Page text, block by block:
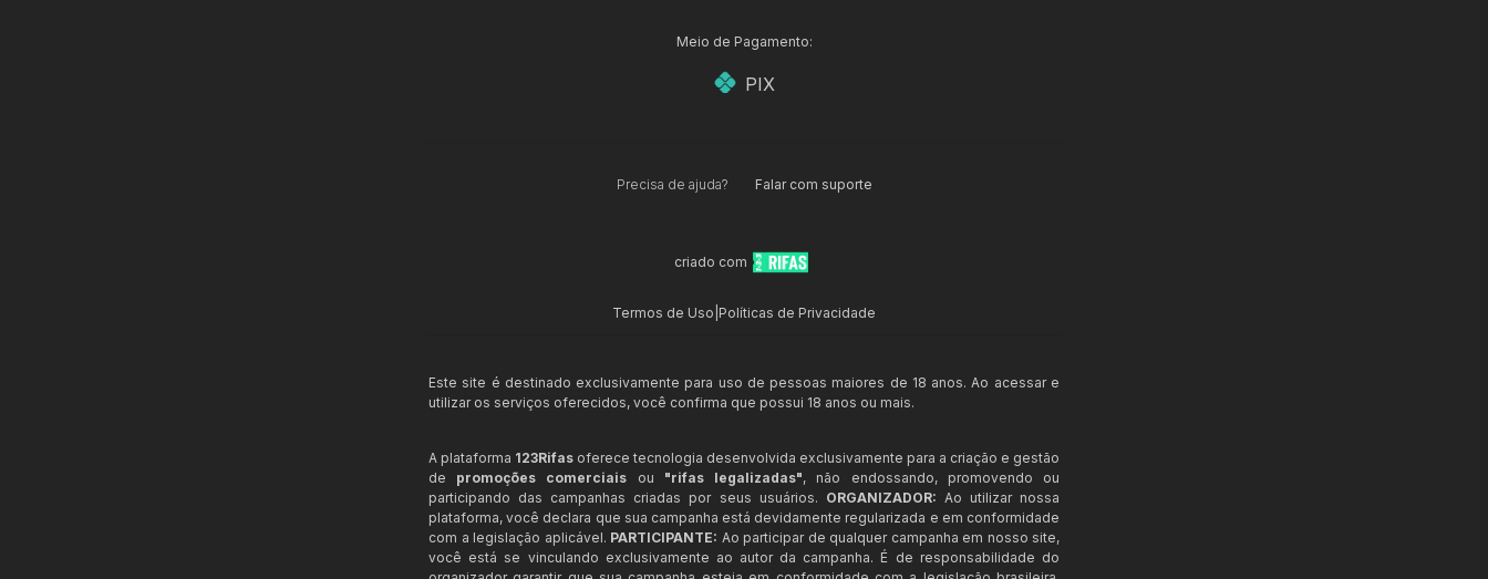
Meio de Pagamento:
PIX
Precisa de ajuda? Falar com suporte
criado com
Termos de Uso Políticas de Privacidade
Este site é destinado exclusivamente para uso de pessoas maiores de 18 anos. Ao acessar e
utilizar os serviços oferecidos, você confirma que possui 18 anos ou mais.
A plataforma 123Rifas oferece tecnologia desenvolvida exclusivamente para a criação e gestão
de promoções comerciais ou "rifas legalizadas", não endossando, promovendo ou
participando das campanhas criadas por seus usuários. ORGANIZADOR: Ao utilizar nossa
plataforma, você declara que sua campanha está devidamente regularizada e em conformidade
com a legislação aplicável. PARTICIPANTE: Ao participar de qualquer campanha em nosso site,
você está se vinculando exclusivamente ao autor da campanha. É de responsabilidade do